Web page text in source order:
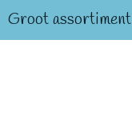
Groot assortiment